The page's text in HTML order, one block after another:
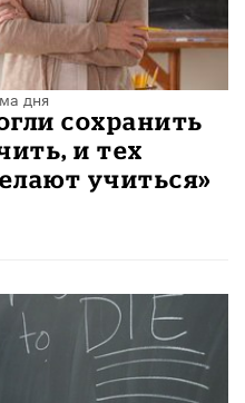
дня
сохранить
и тех
учиться»